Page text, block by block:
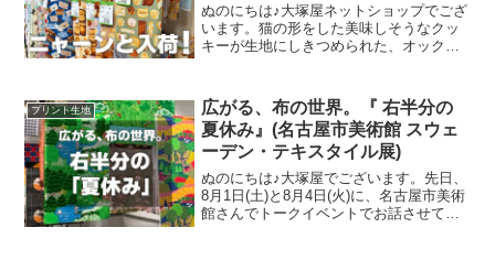
ぬのにちは♪大塚屋ネットショップでござ
います。猫の形をした美味しそうなクッ
キーが生地にしきつめられた、オックス
した。ご予約をくださっていましたお客
様への発送が完了し、現
プリント生地
広がる、布の世界。『 右半分の
夏休み』(名古屋市美術館 スウェ
ーデン・テキスタイル展)
ぬのにちは♪大塚屋でございます。先日、
8月1日(土)と8月4日(火)に、名古屋市美術
館さんでトークイベントでお話させてい